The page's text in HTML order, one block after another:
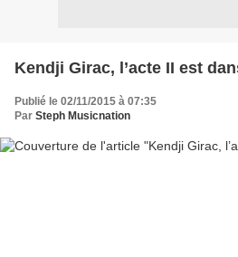
Kendji Girac, l’acte II est
Publié le 02/11/2015 à 07:35
Par Steph Musicnation